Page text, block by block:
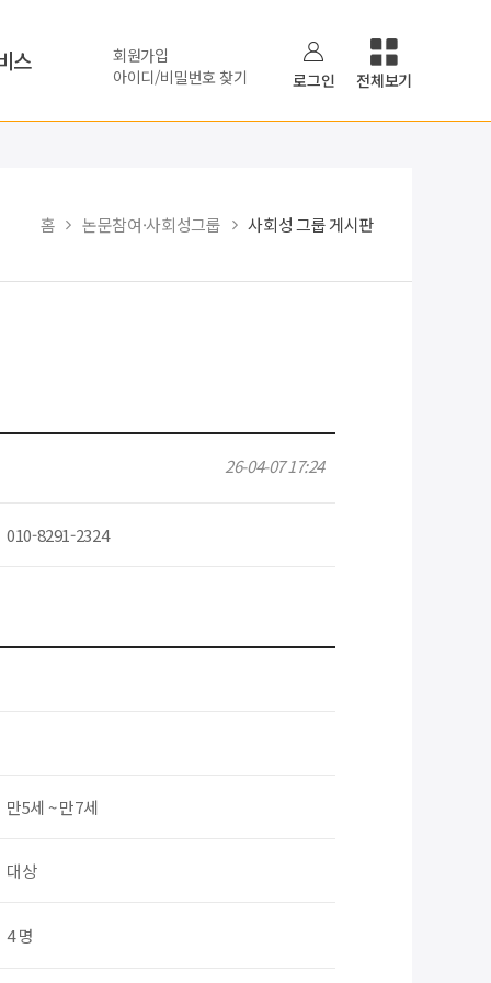
스
회원가입
아이디/비밀번호 찾기
로그인 전체보기
홈 논문참여·사회성그룹 사회성 그룹 게시판
26-04-07 17:24
010-8291-2324
만5세 ~ 만7세
대상
4 명